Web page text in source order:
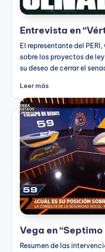
Entrevista en
El representante del
sobre los proyectos de
su deseo de cerrar el
Leer más
Vega en “Septimo
Resumen de las